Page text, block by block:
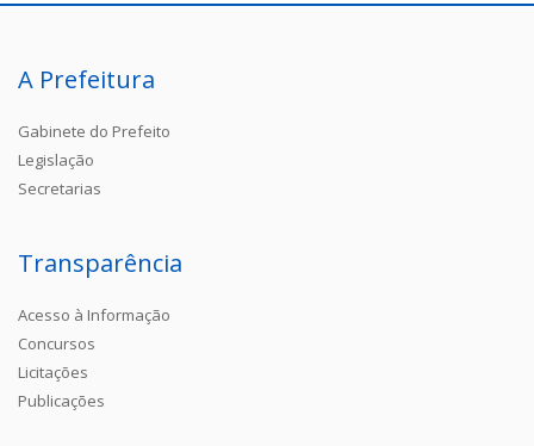
A Prefeitura
Gabinete do Prefeito
Legislação
Secretarias
Transparência
Acesso à Informação
Concursos
Licitações
Publicações